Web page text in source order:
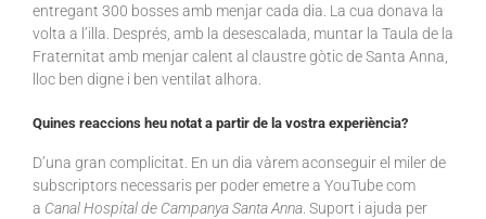
entregant 300 bosses amb menjar cada dia. La cua donava la
volta a l’illa. Després, amb la desescalada, muntar la Taula de la
Fraternitat amb menjar calent al claustre gòtic de Santa Anna,
lloc ben digne i ben ventilat alhora.
Quines reaccions heu notat a partir de la vostra experiència?
D’una gran complicitat. En un dia vàrem aconseguir el miler de
subscriptors necessaris per poder emetre a YouTube com
a Canal Hospital de Campanya Santa Anna . Suport i ajuda per